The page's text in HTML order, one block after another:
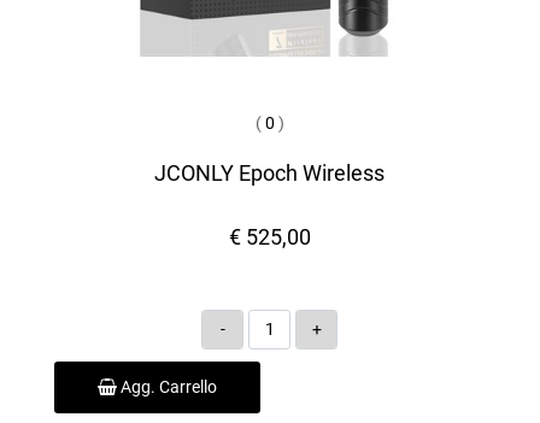
(0 )
JCONLY Epoch Wireless
€ 525,00
Quantità
Agg. Carrello